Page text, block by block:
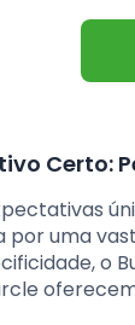
Certo:
por uma
o